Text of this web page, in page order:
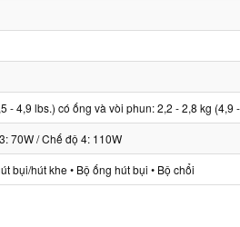
- 4,9 lbs.) có ống và vòi phun: 2,2 - 2,8 kg (4,9
70W / Chế độ 4: 110W
bụi/hút khe • Bộ ống hút bụi • Bộ chổi